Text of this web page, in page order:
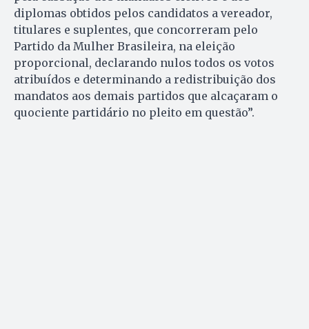
diplomas obtidos pelos candidatos a vereador,
titulares e suplentes, que concorreram pelo
Partido da Mulher Brasileira, na eleição
proporcional, declarando nulos todos os votos
atribuídos e determinando a redistribuição dos
mandatos aos demais partidos que alcaçaram o
quociente partidário no pleito em questão”.